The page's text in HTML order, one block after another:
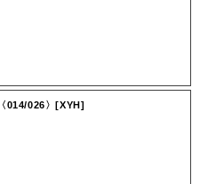
014/026〉[XYH]